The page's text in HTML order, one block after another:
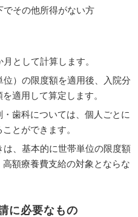
でその他所得がない方
として計算します。
）の限度額を適用後、入院分
適用して算定します。
歯科については、個人ごとに
とができます。
、基本的に世帯単位の限度額
額療養費支給の対象とならな
に必要なもの